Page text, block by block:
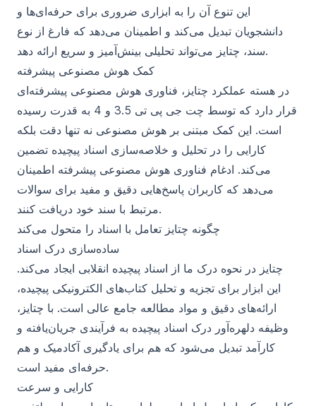
این تنوع آن را به ابزاری ضروری برای حرفه‌ای‌ها و
دانشجویان تبدیل می‌کند و اطمینان می‌دهد که فارغ از نوع
سند، چتایز می‌تواند تحلیلی بینش‌آمیز و سریع ارائه دهد.
کمک هوش مصنوعی پیشرفته
در هسته عملکرد چتایز، فناوری هوش مصنوعی پیشرفته‌ای
قرار دارد که توسط چت جی پی تی 3.5 و 4 به قدرت رسیده
است. این کمک مبتنی بر هوش مصنوعی نه تنها دقت بلکه
کارایی را در تحلیل و خلاصه‌سازی اسناد پیچیده تضمین
می‌کند. ادغام فناوری هوش مصنوعی پیشرفته اطمینان
می‌دهد که کاربران پاسخ‌هایی دقیق و مفید برای سوالات
مرتبط با سند خود دریافت کنند.
چگونه چتایز تعامل با اسناد را متحول می‌کند
ساده‌سازی درک اسناد
چتایز در نحوه درک ما از اسناد پیچیده انقلابی ایجاد می‌کند.
این ابزار برای تجزیه و تحلیل کتاب‌های الکترونیکی پیچیده،
ارائه‌های دقیق و مواد مطالعه جامع عالی است. با چتایز،
وظیفه دلهره‌آور درک اسناد پیچیده به فرآیندی جریان‌یافته و
کارآمد تبدیل می‌شود که هم برای یادگیری آکادمیک و هم
حرفه‌ای مفید است.
کارایی و سرعت